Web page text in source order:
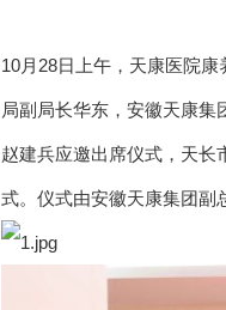
10月28日上午，天康医院
局副局长华东，安徽天康
赵建兵应邀出席仪式，天长
式。仪式由安徽天康集团副